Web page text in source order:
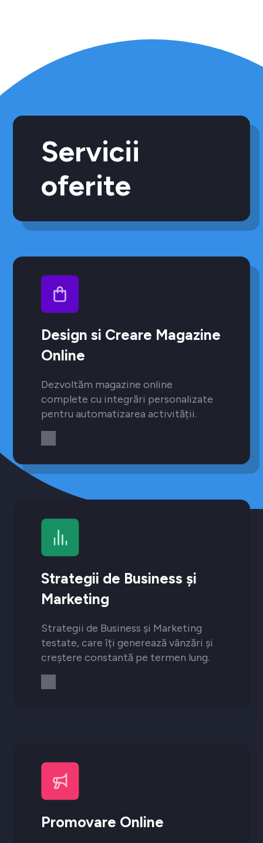
Servicii
oferite
Design si Creare Magazine
Online
Dezvoltăm magazine online
complete cu integrări personalizate
pentru automatizarea activității.
Strategii de Business și
Marketing
Strategii de Business și Marketing
testate, care îți generează vânzări și
creștere constantă pe termen lung.
Promovare Online